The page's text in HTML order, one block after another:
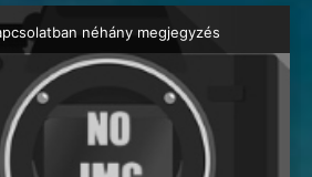
néhány megjegyzés